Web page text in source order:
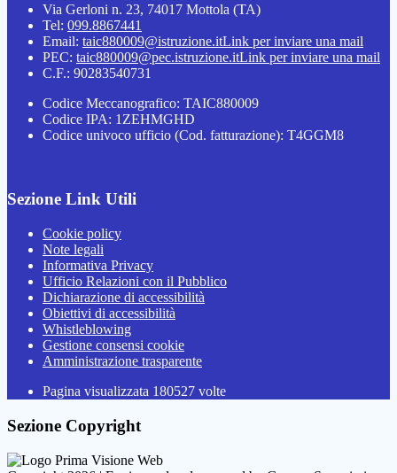
Via Gerloni n. 23, 74017 Mottola (TA)
Tel: 099.8867441
Email: taic880009@istruzione.itLink per inviare una mail
PEC: taic880009@pec.istruzione.itLink per inviare una mail
C.F.: 90283540731
Codice Meccanografico: TAIC880009
Codice IPA: 1ZEHMGHD
Codice univoco ufficio (Cod. fatturazione): T4GGM8
Sezione Link Utili
Cookie policy
Note legali
Informativa Privacy
Ufficio Relazioni con il Pubblico
Dichiarazione di accessibilità
Obiettivi di accessibilità
Whistleblowing
Gestione consensi cookie
Amministrazione trasparente
Pagina visualizzata 180527 volte
Sezione Copyright